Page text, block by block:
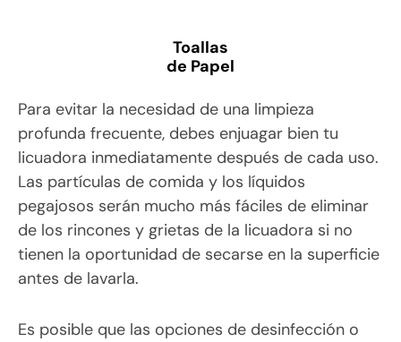
Toallas
de Papel
Para evitar la necesidad de una limpieza
profunda frecuente, debes enjuagar bien tu
licuadora inmediatamente después de cada uso.
Las partículas de comida y los líquidos
pegajosos serán mucho más fáciles de eliminar
de los rincones y grietas de la licuadora si no
tienen la oportunidad de secarse en la superficie
antes de lavarla.
Es posible que las opciones de desinfección o